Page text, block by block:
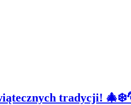
tradycji!